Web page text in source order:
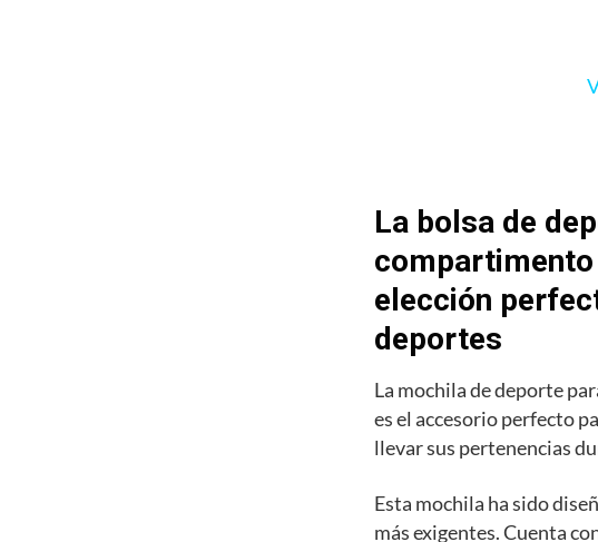
La bolsa de
elección
deportes
La mochila de deporte
es el accesorio perfecto
llevar sus pertenencias
Esta mochila ha sido
más exigentes. Cuenta